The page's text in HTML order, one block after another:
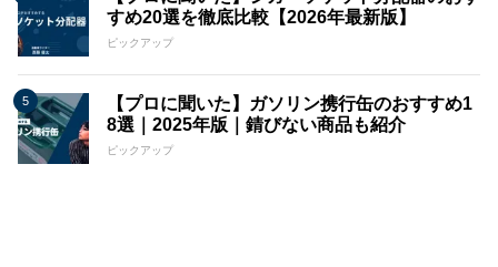
すめ20選を徹底比較【2026年最新版】
ピックアップ
【プロに聞いた】ガソリン携行缶のおすすめ1
8選｜2025年版｜錆びない商品も紹介
ピックアップ